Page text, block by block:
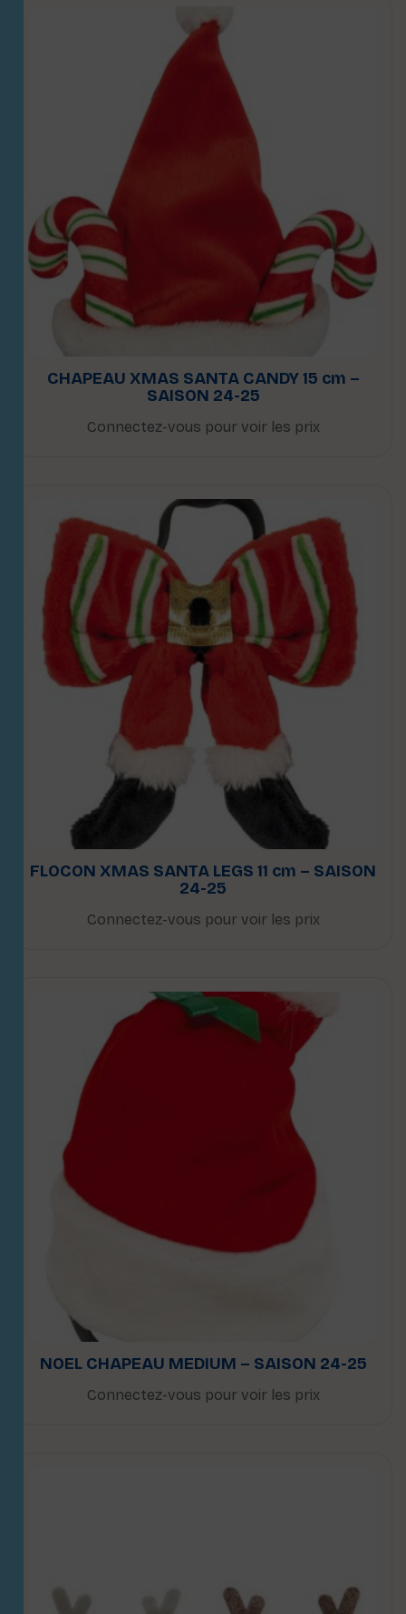
CHAPEAU XMAS SANTA CANDY 15 cm –
SAISON 24-25
Connectez-vous pour voir les prix
FLOCON XMAS SANTA LEGS 11 cm – SAISON
24-25
Connectez-vous pour voir les prix
NOEL CHAPEAU MEDIUM – SAISON 24-25
Connectez-vous pour voir les prix